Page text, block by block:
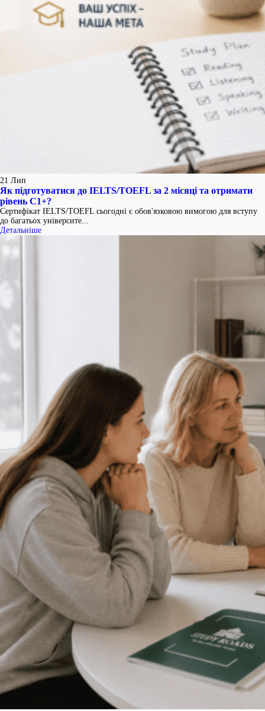
21 Лип
Як підготуватися до IELTS/TOEFL за 2 місяці та отримати
рівень C1+?
Сертифікат IELTS/TOEFL сьогодні є обов'язковою вимогою для вступу
до багатьох університе...
Детальніше